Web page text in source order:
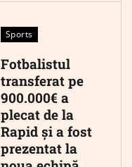
Sports
Fotbalistul
transferat pe
900.000€ a
plecat de la
Rapid și a fost
prezentat la